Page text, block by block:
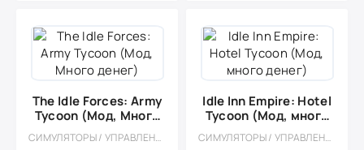
The Idle Forces: Army
Tycoon (Мод, Много
денег)
СИМУЛЯТОРЫ / УПРАВЛЕНИЕ / ЭКОНОМИЧЕСКАЯ СТРАТЕГИЯ / КАЗУАЛЬНЫЕ / ВОКСЕЛЬНАЯ / ОДНОПОЛЬЗОВАТЕЛЬСКИЕ / СТИЛИЗАЦИЯ / ИЗОМЕТРИЯ / ВСТРОЕННЫЙ КЕШ / МОД
Idle Inn Empire: Hotel
Tycoon (Мод, много
денег)
СИМУЛЯТОРЫ / УПРАВЛЕНИЕ / ЭКОНОМИЧЕСКАЯ СТРАТЕГИЯ / ОДНОПОЛЬЗОВАТЕЛЬСКИЕ / СТИЛИЗАЦИЯ / ОФЛАЙН / МОД / ФЕРМЫ / ИЗОМЕТРИЯ